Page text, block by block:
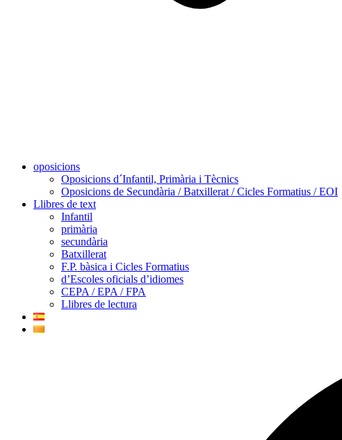
oposicions
Oposicions d´Infantil, Primària i Tècnics
Oposicions de Secundària / Batxillerat / Cicles Formatius / EOI
Llibres de text
Infantil
primària
secundària
Batxillerat
F.P. bàsica i Cicles Formatius
d’Escoles oficials d’idiomes
CEPA / EPA / FPA
Llibres de lectura